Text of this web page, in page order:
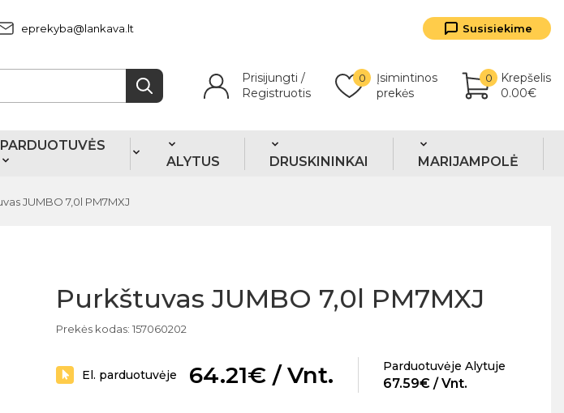
eprekyba@lankava.lt Susisiekime
Prisijungti /
Registruotis
Įsimintinos
prekės
0
Krepšelis
0.00€
0
PARDUOTUVĖS
ALYTUS
DRUSKININKAI MARIJAMPOLĖ
JUMBO 7,0l PM7MXJ
Purkštuvas JUMBO 7,0l PM7MXJ
Prekės kodas: 157060202
El. parduotuvėje 64.21€ / Vnt. Parduotuvėje Alytuje
67.59€ / Vnt.